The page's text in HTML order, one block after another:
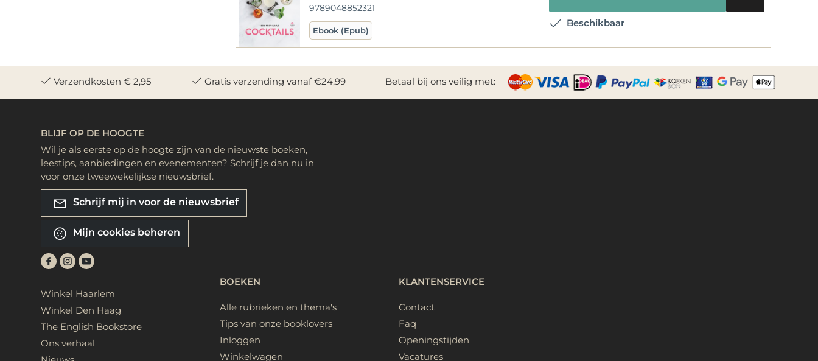
9789048852321
Ebook (Epub)
Beschikbaar
Verzendkosten € 2,95 Gratis verzending vanaf €24,99 Betaal bij ons veilig met:
BLIJF OP DE HOOGTE
Wil je als eerste op de hoogte zijn van de nieuwste boeken,
leestips, aanbiedingen en evenementen? Schrijf je dan nu in
voor onze tweewekelijkse nieuwsbrief.
Schrijf mij in voor de nieuwsbrief
Mijn cookies beheren
Winkel Haarlem
Winkel Den Haag
The English Bookstore
Ons verhaal
BOEKEN
Alle rubrieken en thema's
Tips van onze booklovers
Inloggen
Winkelwagen
KLANTENSERVICE
Contact
Faq
Openingstijden
Vacatures